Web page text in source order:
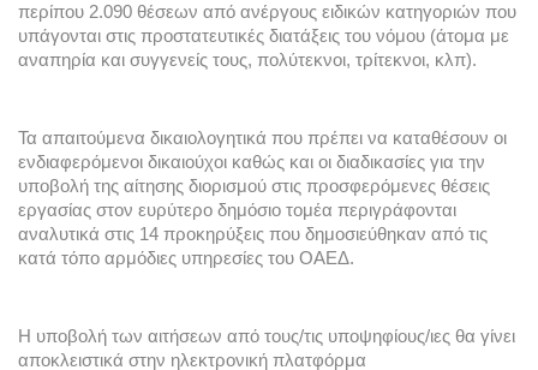
περίπου 2.090 θέσεων από ανέργους ειδικών κατηγοριών που
υπάγονται στις προστατευτικές διατάξεις του νόμου (άτομα με
αναπηρία και συγγενείς τους, πολύτεκνοι, τρίτεκνοι, κλπ).
Τα απαιτούμενα δικαιολογητικά που πρέπει να καταθέσουν οι
ενδιαφερόμενοι δικαιούχοι καθώς και οι διαδικασίες για την
υποβολή της αίτησης διορισμού στις προσφερόμενες θέσεις
εργασίας στον ευρύτερο δημόσιο τομέα περιγράφονται
αναλυτικά στις 14 προκηρύξεις που δημοσιεύθηκαν από τις
κατά τόπο αρμόδιες υπηρεσίες του ΟΑΕΔ.
Η υποβολή των αιτήσεων από τους/τις υποψηφίους/ιες θα γίνει